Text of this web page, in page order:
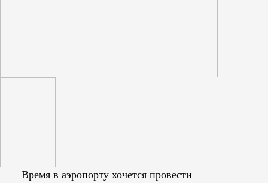
Время в аэропорту хочется провести